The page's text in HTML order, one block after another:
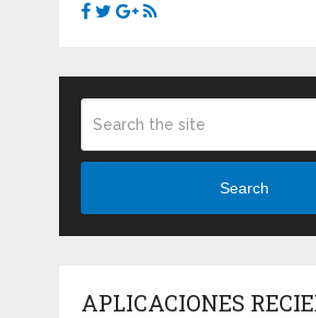
Search
APLICACIONES